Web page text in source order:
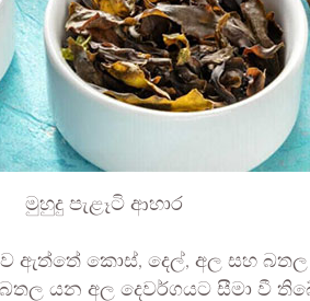
මුහුදු පැළෑටි ආහාර
ඇත්තේ කොස්, දෙල්, අල සහ
යන අල දෙවර්ගයට සීමා වී